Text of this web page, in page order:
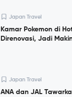
Japan Travel
Kamar Pokemon di
Direnovasi, Jadi
Japan Travel
ANA dan JAL